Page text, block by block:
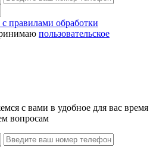
с правилами обработки
пользовательское
с вами в удобное для вас время
вопросам